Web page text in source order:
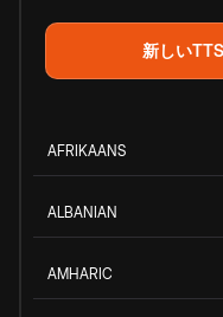
新しい
AFRIKAANS
ALBANIAN
AMHARIC